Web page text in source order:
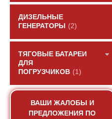
ДИЗЕЛЬНЫЕ
ГЕНЕРАТОРЫ
(2)
ТЯГОВЫЕ БАТАРЕИ
ДЛЯ
ПОГРУЗЧИКОВ (1)
ВАШИ ЖАЛОБЫ И
ПРЕДЛОЖЕНИЯ ПО